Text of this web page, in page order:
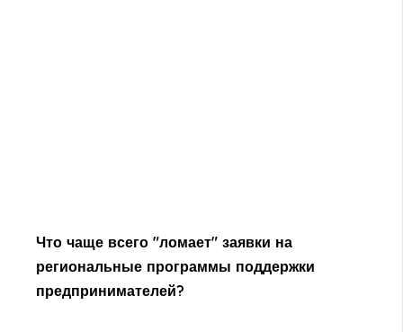
Что чаще всего "ломает" заявки на
региональные программы поддержки
предпринимателей?